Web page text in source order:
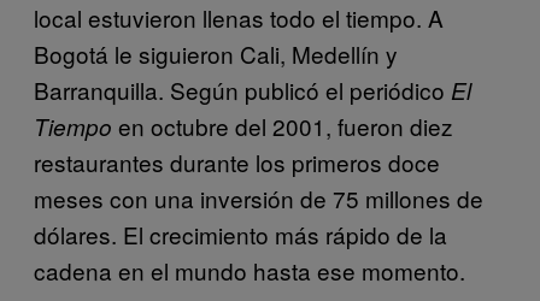
local estuvieron llenas todo el tiempo. A
Bogotá le siguieron Cali, Medellín y
Barranquilla. Según publicó el periódico El
Tiempo en octubre del 2001, fueron diez
restaurantes durante los primeros doce
meses con una inversión de 75 millones de
dólares. El crecimiento más rápido de la
cadena en el mundo hasta ese momento.